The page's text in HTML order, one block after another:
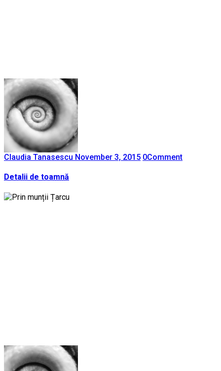
Claudia Tanasescu November 3, 2015 0Comment
Detalii de toamnă